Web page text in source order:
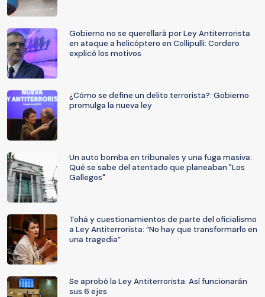
Gobierno no se querellará por Ley Antiterrorista
en ataque a helicóptero en Collipulli: Cordero
explicó los motivos
¿Cómo se define un delito terrorista?: Gobierno
promulga la nueva ley
Un auto bomba en tribunales y una fuga masiva:
Qué se sabe del atentado que planeaban "Los
Gallegos"
Tohá y cuestionamientos de parte del oficialismo
a Ley Antiterrorista: “No hay que transformarlo en
una tragedia”
Se aprobó la Ley Antiterrorista: Así funcionarán
sus 6 ejes